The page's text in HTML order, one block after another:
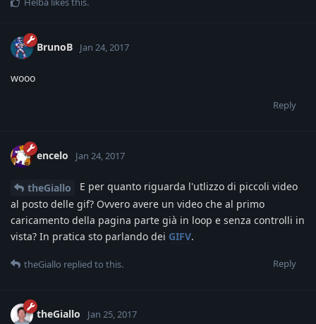
BrunoB Jan 24, 2017
wooo
Reply
encelo Jan 24, 2017
theGiallo
E per quanto riguarda l'utlizzo di piccoli video
al posto delle gif? Ovvero avere un video che al primo
caricamento della pagina parte già in loop e senza controlli in
vista? In pratica sto parlando dei GIFV.
Reply
theGiallo replied to this.
theGiallo Jan 25, 2017